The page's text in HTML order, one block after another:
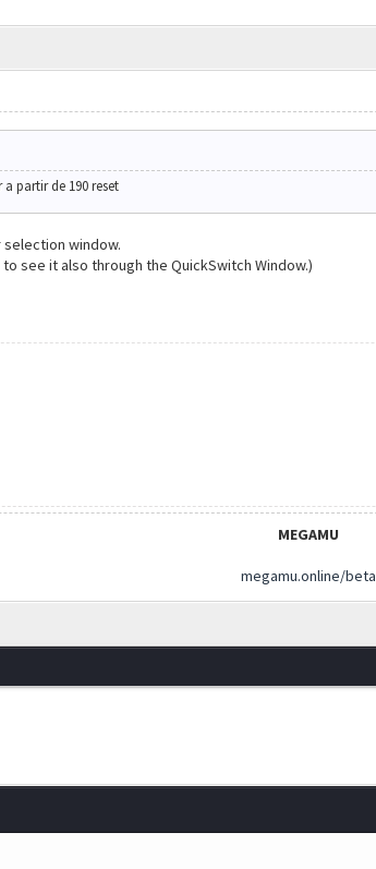
partir de 190 reset
window.
see it also through the QuickSwitch Window.)
MEGAMU
megamu.online/beta